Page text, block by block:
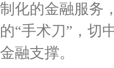
制化的金融服务
的“手术刀”，切
金融支撑。